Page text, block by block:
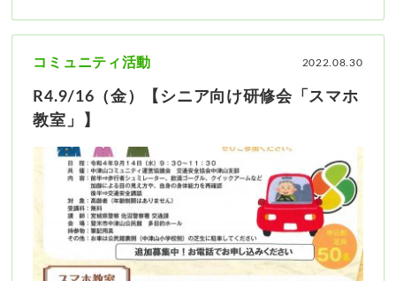
2022.08.30
コミュニティ活動
R4.9/16（金）【シニア向け研修会「スマホ
教室」】